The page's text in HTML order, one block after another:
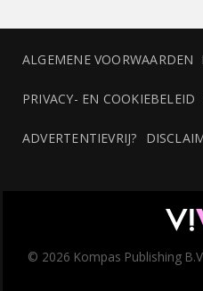
ALGEMENE VOORWAARDEN
PRIVACY- EN COOKIEBELEID
ADVERTENTIEVRIJ?
© 2026 Kompas Publishing